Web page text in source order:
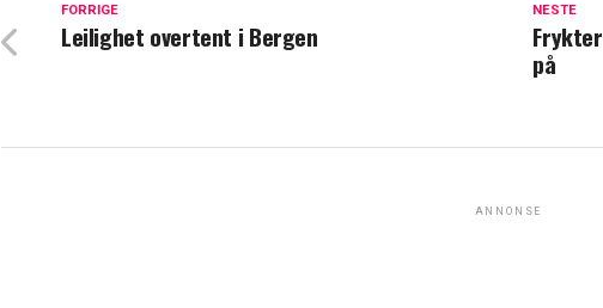
NESTE
på
FORRIGE
Leilighet overtent i Bergen
ANNONSE